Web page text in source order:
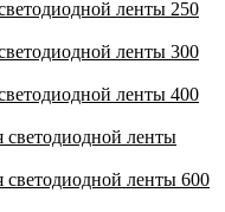
ленты 250
ленты 300
ленты 400
светодиодной ленты
светодиодной ленты 600